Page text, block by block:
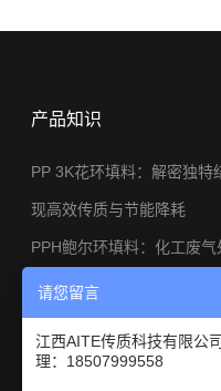
产品知识
PP 3K花环填料：解密独特
现高效传质与节能降耗
PPH鲍尔环填料：化工废气
系统的节能利器
φ25金属矩鞍环：小塔径高
应用与选型思路
请您留言
江西AITE传质科技有限公
理：18507999558